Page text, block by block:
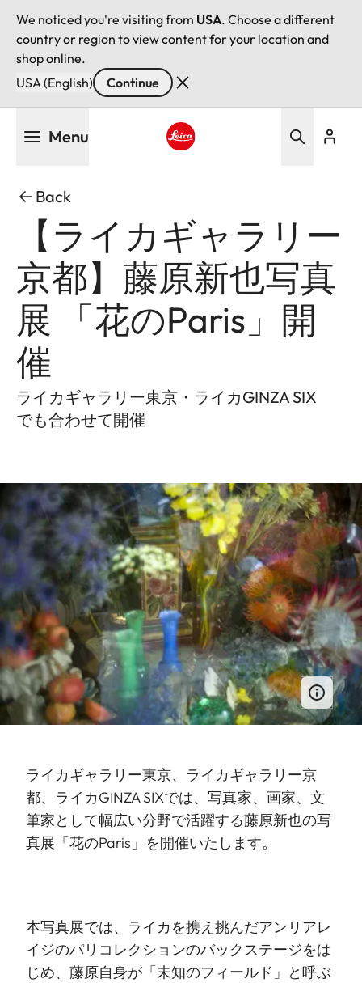
We noticed you're visiting from USA. Choose a different
country or region to view content for your location and
shop online.
USA (English)
Continue
Menu
Back
【ライカギャラリー
京都】藤原新也写真
展 「花のParis」開
催
ライカギャラリー東京・ライカGINZA SIX
でも合わせて開催
ライカギャラリー東京、 ライカギャラリー京
都、 ライカGINZA SIXでは、写真家、画家、文
筆家として幅広い分野で活躍する藤原新也の写
真展「花のParis」を開催いたします。
本写真展では、ライカを携え挑んだアンリアレ
イジのパリコレクションのバックステージをは
じめ、藤原自身が「未知のフィールド」と呼ぶ